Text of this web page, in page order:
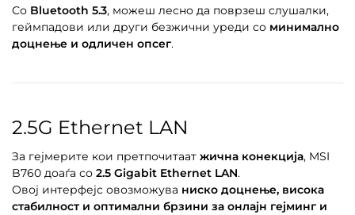
Со Bluetooth 5.3, можеш лесно да поврзеш слушалки,
геймпадови или други безжични уреди со минимално
доцнење и одличен опсег.
2.5G Ethernet LAN
За гејмерите кои претпочитаат жична конекција, MSI
B760 доаѓа со 2.5 Gigabit Ethernet LAN.
Овој интерфејс овозможува ниско доцнење, висока
стабилност и оптимални брзини за онлајн гејминг и